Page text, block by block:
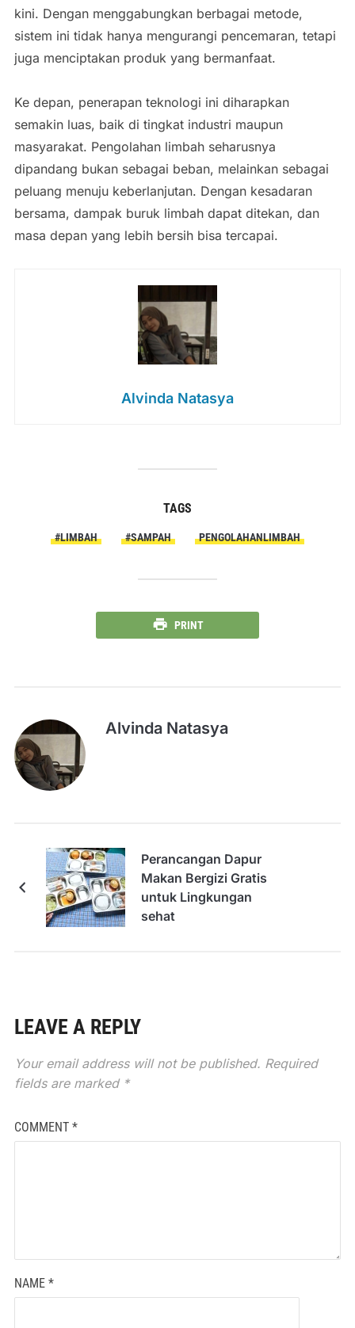
kini. Dengan menggabungkan berbagai metode,
sistem ini tidak hanya mengurangi pencemaran, tetapi
juga menciptakan produk yang bermanfaat.
Ke depan, penerapan teknologi ini diharapkan
semakin luas, baik di tingkat industri maupun
masyarakat. Pengolahan limbah seharusnya
dipandang bukan sebagai beban, melainkan sebagai
peluang menuju keberlanjutan. Dengan kesadaran
bersama, dampak buruk limbah dapat ditekan, dan
masa depan yang lebih bersih bisa tercapai.
Alvinda Natasya
TAGS
#LIMBAH #SAMPAH PENGOLAHANLIMBAH
PRINT
Alvinda Natasya
Perancangan Dapur
Makan Bergizi Gratis
untuk Lingkungan
sehat
LEAVE A REPLY
Your email address will not be published. Required
fields are marked *
COMMENT *
NAME *